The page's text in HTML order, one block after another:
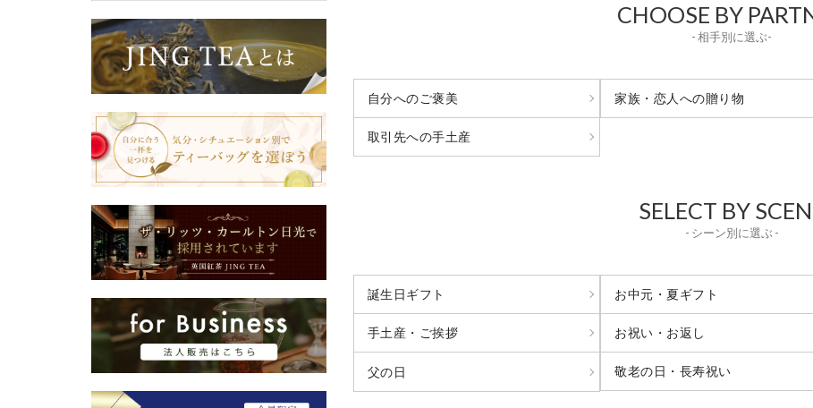
CHOOSE BY
- 相手別に選ぶ-
自分へのご褒美 家族・恋人への贈り物
取引先への手土産
SELECT BY
- シーン別に選ぶ -
誕生日ギフト お中元・夏ギフト
手土産・ご挨拶 お祝い・お返し
父の日 敬老の日・長寿祝い